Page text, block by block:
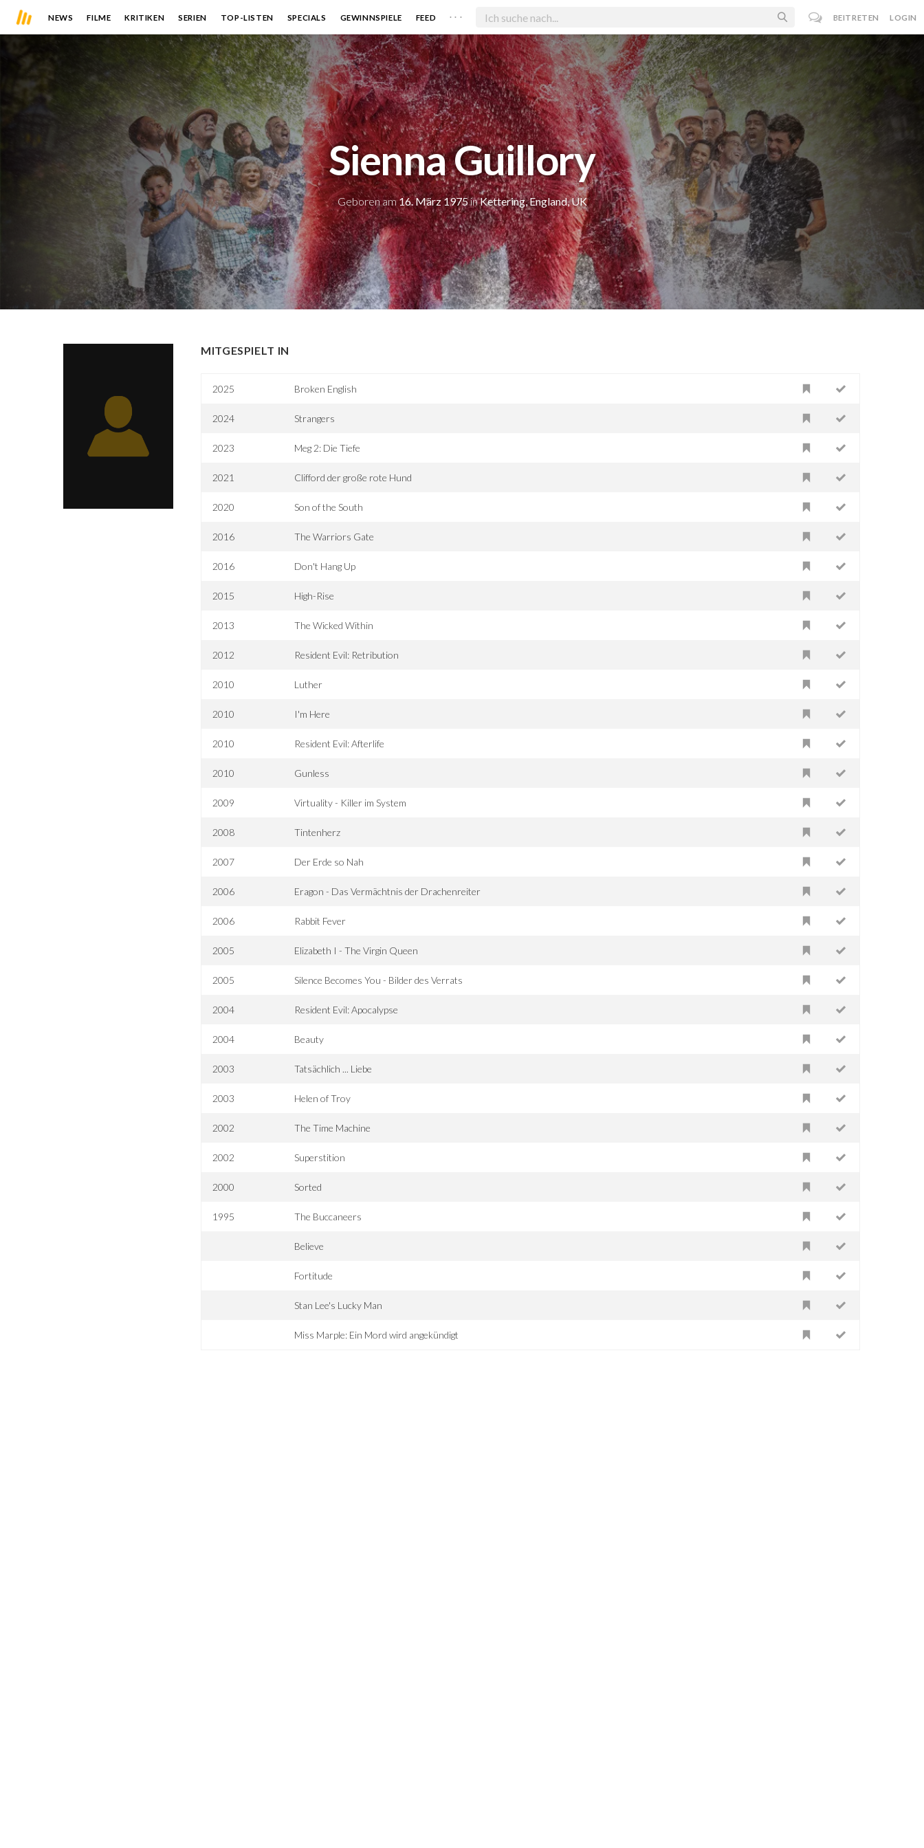
NEWS FILME KRITIKEN SERIEN TOP-LISTEN SPECIALS GEWINNSPIELE FEED . . . BEITRETEN LOGIN
Sienna Guillory
Geboren am16. März 1975inKettering, England, UK
MITGESPIELT IN
2025 Broken English
2024 Strangers
2023 Meg 2: Die Tiefe
2021 Clifford der große rote Hund
2020 Son of the South
2016 The Warriors Gate
2016 Don't Hang Up
2015 High-Rise
2013 The Wicked Within
2012 Resident Evil: Retribution
2010 Luther
2010 I'm Here
2010 Resident Evil: Afterlife
2010 Gunless
2009 Virtuality - Killer im System
2008 Tintenherz
2007 Der Erde so Nah
2006 Eragon - Das Vermächtnis der Drachenreiter
2006 Rabbit Fever
2005 Elizabeth I - The Virgin Queen
2005 Silence Becomes You - Bilder des Verrats
2004 Resident Evil: Apocalypse
2004 Beauty
2003 Tatsächlich ... Liebe
2003 Helen of Troy
2002 The Time Machine
2002 Superstition
2000 Sorted
1995 The Buccaneers
Believe
Fortitude
Stan Lee's Lucky Man
Miss Marple: Ein Mord wird angekündigt